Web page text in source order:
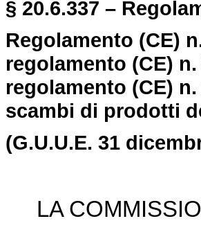
§ 20.6.337 –
Regolamento (CE)
regolamento (CE)
regolamento (CE)
scambi di prodotti
(G.U.U.E. 31
LA